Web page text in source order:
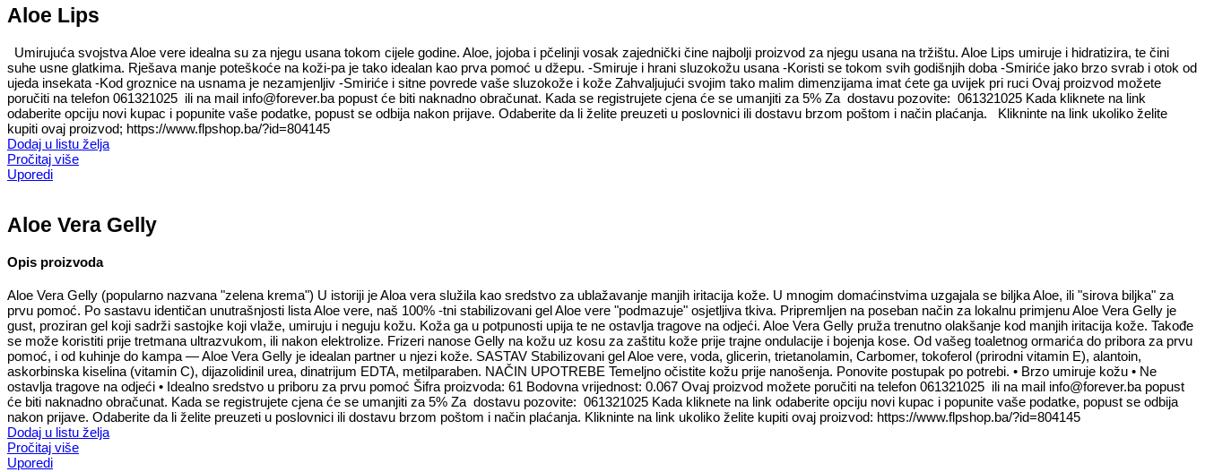
Aloe Lips
Umirujuća svojstva Aloe vere idealna su za njegu usana tokom cijele godine. Aloe, jojoba i pčelinji vosak zajednički čine najbolji proizvod za njegu usana na tržištu. Aloe Lips umiruje i hidratizira, te čini
suhe usne glatkima. Rješava manje poteškoće na koži-pa je tako idealan kao prva pomoć u džepu. -Smiruje i hrani sluzokožu usana -Koristi se tokom svih godišnjih doba -Smiriće jako brzo svrab i otok od
ujeda insekata -Kod groznice na usnama je nezamjenljiv -Smiriće i sitne povrede vaše sluzokože i kože Zahvaljujući svojim tako malim dimenzijama imat ćete ga uvijek pri ruci Ovaj proizvod možete
poručiti na telefon 061321025 ili na mail info@forever.ba popust će biti naknadno obračunat. Kada se registrujete cjena će se umanjiti za 5% Za dostavu pozovite: 061321025 Kada kliknete na link
odaberite opciju novi kupac i popunite vaše podatke, popust se odbija nakon prijave. Odaberite da li želite preuzeti u poslovnici ili dostavu brzom poštom i način plaćanja. Klikninte na link ukoliko želite
kupiti ovaj proizvod; https://www.flpshop.ba/?id=804145
Dodaj u listu želja
Pročitaj više
Uporedi
Aloe Vera Gelly
Opis proizvoda
Aloe Vera Gelly (popularno nazvana "zelena krema") U istoriji je Aloa vera služila kao sredstvo za ublažavanje manjih iritacija kože. U mnogim domaćinstvima uzgajala se biljka Aloe, ili "sirova biljka" za
prvu pomoć. Po sastavu identičan unutrašnjosti lista Aloe vere, naš 100% -tni stabilizovani gel Aloe vere "podmazuje" osjetljiva tkiva. Pripremljen na poseban način za lokalnu primjenu Aloe Vera Gelly je
gust, proziran gel koji sadrži sastojke koji vlaže, umiruju i neguju kožu. Koža ga u potpunosti upija te ne ostavlja tragove na odjeći. Aloe Vera Gelly pruža trenutno olakšanje kod manjih iritacija kože. Takođe
se može koristiti prije tretmana ultrazvukom, ili nakon elektrolize. Frizeri nanose Gelly na kožu uz kosu za zaštitu kože prije trajne ondulacije i bojenja kose. Od vašeg toaletnog ormarića do pribora za prvu
pomoć, i od kuhinje do kampa — Aloe Vera Gelly je idealan partner u njezi kože. SASTAV Stabilizovani gel Aloe vere, voda, glicerin, trietanolamin, Carbomer, tokoferol (prirodni vitamin E), alantoin,
askorbinska kiselina (vitamin C), dijazolidinil urea, dinatrijum EDTA, metilparaben. NAČIN UPOTREBE Temeljno očistite kožu prije nanošenja. Ponovite postupak po potrebi. • Brzo umiruje kožu • Ne
ostavlja tragove na odjeći • Idealno sredstvo u priboru za prvu pomoć Šifra proizvoda: 61 Bodovna vrijednost: 0.067 Ovaj proizvod možete poručiti na telefon 061321025 ili na mail info@forever.ba popust
će biti naknadno obračunat. Kada se registrujete cjena će se umanjiti za 5% Za dostavu pozovite: 061321025 Kada kliknete na link odaberite opciju novi kupac i popunite vaše podatke, popust se odbija
nakon prijave. Odaberite da li želite preuzeti u poslovnici ili dostavu brzom poštom i način plaćanja. Klikninte na link ukoliko želite kupiti ovaj proizvod: https://www.flpshop.ba/?id=804145
Dodaj u listu želja
Pročitaj više
Uporedi